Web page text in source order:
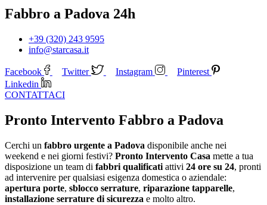
Fabbro a Padova 24h
+39 (320) 243 9595
info@starcasa.it
Facebook Twitter Instagram
Pinterest
Linkedin
CONTATTACI
Pronto Intervento Fabbro a Padova
Cerchi un fabbro urgente a Padova disponibile anche nei
weekend e nei giorni festivi? Pronto Intervento Casa mette a tua
disposizione un team di fabbri qualificati attivi 24 ore su 24, pronti
ad intervenire per qualsiasi esigenza domestica o aziendale:
apertura porte, sblocco serrature, riparazione tapparelle,
installazione serrature di sicurezza e molto altro.